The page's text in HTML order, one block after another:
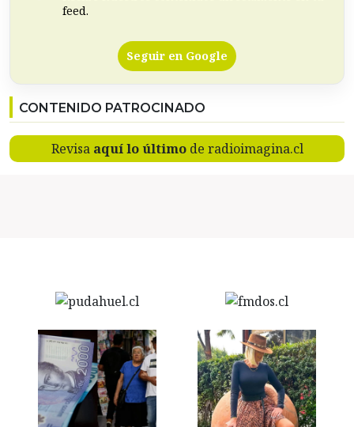
feed.
Seguir en Google
CONTENIDO PATROCINADO
Revisa aquí lo últimode radioimagina.cl